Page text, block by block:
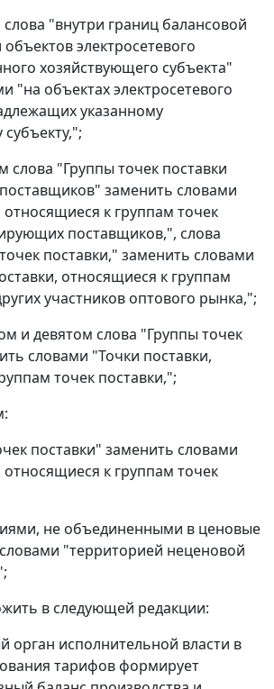
"внутри границ балансовой
электросетевого
хозяйствующего субъекта"
"на объектах электросетевого
указанному
слова "Группы точек поставки
заменить словами
относящиеся к группам точек
поставщиков,", слова
поставки," заменить словами
относящиеся к группам
участников оптового рынка,";
и девятом слова "Группы точек
словами "Точки поставки,
точек поставки,";
поставки" заменить словами
относящиеся к группам точек
не объединенными в ценовые
"территорией неценовой
в следующей редакции:
орган исполнительной власти в
тарифов формирует